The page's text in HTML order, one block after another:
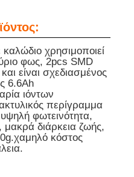
χρησιμοποιεί
φως, 2pcs SMD
είναι σχεδιασμένος
6.6Ah
ιόντων
περίγραμμα
φωτεινότητα,
διάρκεια ζωής,
κόστος